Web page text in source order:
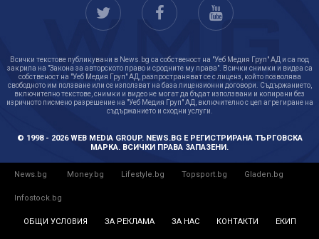
Всички текстове публикувани в News.bg са собственост на "Уеб Медия Груп" АД и са под
закрила на "Закона за авторското право и сродните му права". Всички снимки и видеа са
собственост на "Уеб Медия Груп" АД, разпространяват се с лиценз, който позволява
свободното им ползване или се използват на база лицензионни договори. Съдържанието,
включително текстове, снимки и видео не могат да бъдат използвани и копирани без
изричното писмено разрешение на "Уеб Медия Груп" АД, включително с цел агрегиране на
съдържанието и сходни услуги.
© 1998 - 2026 WEB MEDIA GROUP. NEWS.BG Е РЕГИСТРИРАНА ТЪРГОВСКА
МАРКА. ВСИЧКИ ПРАВА ЗАПАЗЕНИ.
News.bg Money.bg Lifestyle.bg Topsport.bg Gladen.bg
Infostock.bg
ОБЩИ УСЛОВИЯ ЗА РЕКЛАМА ЗА НАС КОНТАКТИ ЕКИП